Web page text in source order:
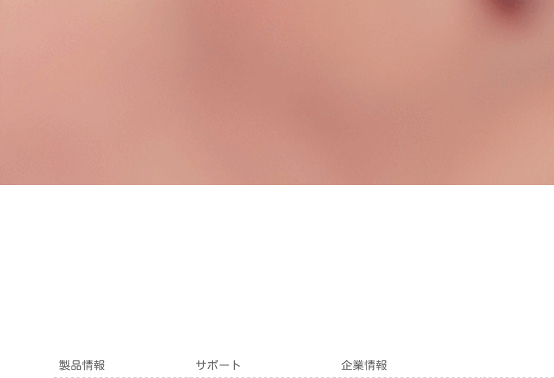
製品情報 サポート 企業情報